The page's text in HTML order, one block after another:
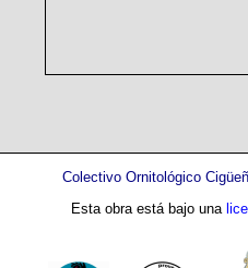
Colectivo Ornitológico
Esta obra está bajo una